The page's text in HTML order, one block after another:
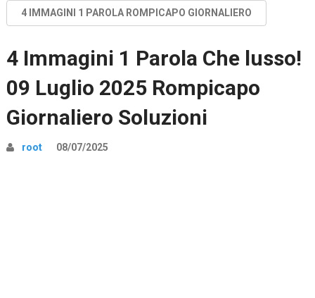
4 IMMAGINI 1 PAROLA ROMPICAPO GIORNALIERO
4 Immagini 1 Parola Che lusso!
09 Luglio 2025 Rompicapo
Giornaliero Soluzioni
root 08/07/2025